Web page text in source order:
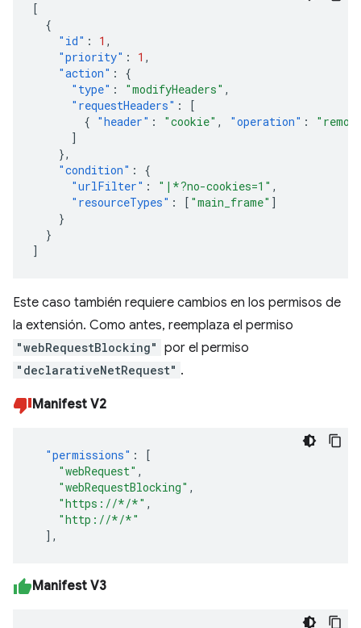
[
{
"id" : 1 ,
"priority" : 1 ,
"action" :
{
"type" : "modifyHeaders" ,
"requestHeaders" :
[
{ "header" : "cookie" , "operation" :
]
},
"condition" :
{
"urlFilter" : "|*?no-cookies=1" ,
"resourceTypes" : [ "main_frame" ]
}
}
]
Este caso también requiere cambios en los permisos de
la extensión. Como antes, reemplaza el permiso
"webRequestBlocking" por el permiso
"declarativeNetRequest" .
Manifest V2
"permissions" :
[
"webRequest" ,
"webRequestBlocking" ,
"https://*/*" ,
"http://*/*"
],
Manifest V3